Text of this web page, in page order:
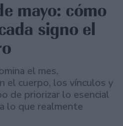
mayo: cómo
signo el
el mes,
el cuerpo, los vínculos y
de priorizar lo esencial
lo que realmente